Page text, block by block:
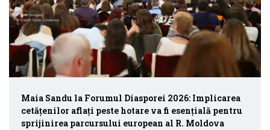
Maia Sandu la Forumul Diasporei 2026: Implicarea
cetățenilor aflați peste hotare va fi esențială pentru
sprijinirea parcursului european al R. Moldova